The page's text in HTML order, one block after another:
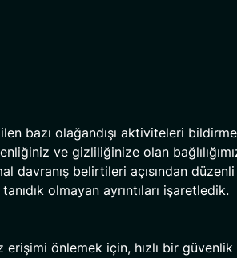
bazı olağandışı aktiviteleri
ve gizliliğinize olan
davranış belirtileri açısından
olmayan ayrıntıları işaretledik.
önlemek için, hızlı bir